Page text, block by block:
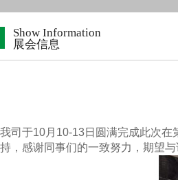
Show Information
展会信息
我司于10月10-13日圆满完成此次
持，感谢同事们的一致努力，期望与